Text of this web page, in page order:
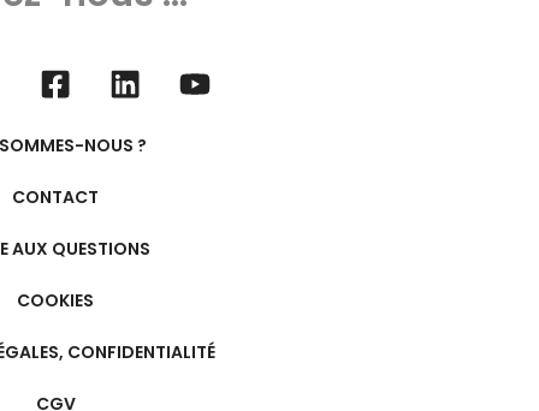
NOUS ?
CONTACT
AUX QUESTIONS
COOKIES
CONFIDENTIALITÉ
CGV